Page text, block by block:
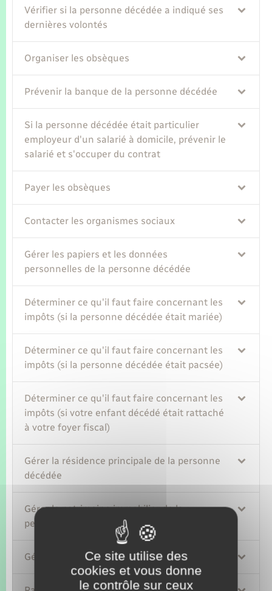
Vérifier si la personne décédée a indiqué ses
dernières volontés
Organiser les obsèques
Prévenir la banque de la personne décédée
Si la personne décédée était particulier
employeur d'un salarié à domicile, prévenir le
salarié et s'occuper du contrat
Payer les obsèques
Contacter les organismes sociaux
Gérer les papiers et les données
personnelles de la personne décédée
Déterminer ce qu'il faut faire concernant les
impôts (si la personne décédée était mariée)
Déterminer ce qu'il faut faire concernant les
impôts (si la personne décédée était pacsée)
Déterminer ce qu'il faut faire concernant les
impôts (si votre enfant décédé était rattaché
à votre foyer fiscal)
Gérer la résidence principale de la personne
décédée
Gérer le patrimoine immobilier de la
personne décédée
Gérer les véhicules de la personne décédée
Ce site utilise des
cookies et vous donne
le contrôle sur ceux